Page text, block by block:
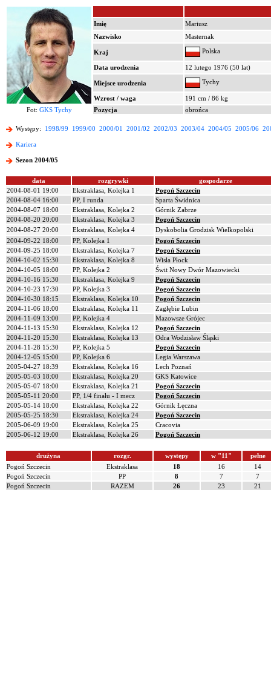
Imię
Mariusz
Nazwisko
Masternak
Kraj Polska
Data urodzenia 12 lutego 1976 (50 lat)
Miejsce urodzenia Tychy
Wzrost / waga
191 cm / 86 kg
Fot: GKS Tychy Pozycja obrońca
Występy: 1998/99 1999/00 2000/01 2001/02 2002/03 2003/04 2004/05 2005/06
Kariera
Sezon 2004/05
data rozgrywki
gospodarze
2004-08-01 19:00
Ekstraklasa, Kolejka 1
Pogoń Szczecin
2004-08-04 16:00
PP, I runda
Sparta Świdnica
2004-08-07 18:00
Ekstraklasa, Kolejka 2
Górnik Zabrze
2004-08-20 20:00
Ekstraklasa, Kolejka 3
Pogoń Szczecin
2004-08-27 20:00
Ekstraklasa, Kolejka 4
Dyskobolia Grodzisk Wielkopolski
2004-09-22 18:00
PP, Kolejka 1
Pogoń Szczecin
2004-09-25 18:00
Ekstraklasa, Kolejka 7
Pogoń Szczecin
2004-10-02 15:30
Ekstraklasa, Kolejka 8
Wisła Płock
2004-10-05 18:00
PP, Kolejka 2
Świt Nowy Dwór Mazowiecki
2004-10-16 15:30
Ekstraklasa, Kolejka 9
Pogoń Szczecin
2004-10-23 17:30
PP, Kolejka 3
Pogoń Szczecin
2004-10-30 18:15
Ekstraklasa, Kolejka 10
Pogoń Szczecin
2004-11-06 18:00
Ekstraklasa, Kolejka 11
Zagłębie Lubin
2004-11-09 13:00
PP, Kolejka 4
Mazowsze Grójec
2004-11-13 15:30
Ekstraklasa, Kolejka 12
Pogoń Szczecin
2004-11-20 15:30
Ekstraklasa, Kolejka 13
Odra Wodzisław Śląski
2004-11-28 15:30
PP, Kolejka 5
Pogoń Szczecin
2004-12-05 15:00
PP, Kolejka 6
Legia Warszawa
2005-04-27 18:39
Ekstraklasa, Kolejka 16
Lech Poznań
2005-05-03 18:00
Ekstraklasa, Kolejka 20
GKS Katowice
2005-05-07 18:00
Ekstraklasa, Kolejka 21
Pogoń Szczecin
2005-05-11 20:00
PP, 1/4 finału - I mecz
Pogoń Szczecin
2005-05-14 18:00
Ekstraklasa, Kolejka 22
Górnik Łęczna
2005-05-25 18:30
Ekstraklasa, Kolejka 24
Pogoń Szczecin
2005-06-09 19:00
Ekstraklasa, Kolejka 25
Cracovia
2005-06-12 19:00
Ekstraklasa, Kolejka 26 Pogoń Szczecin
drużyna rozgr. występy w "11"
pełne
Pogoń Szczecin
Ekstraklasa 18 16
14
Pogoń Szczecin
PP 8 7
7
Pogoń Szczecin
RAZEM 26 23 21